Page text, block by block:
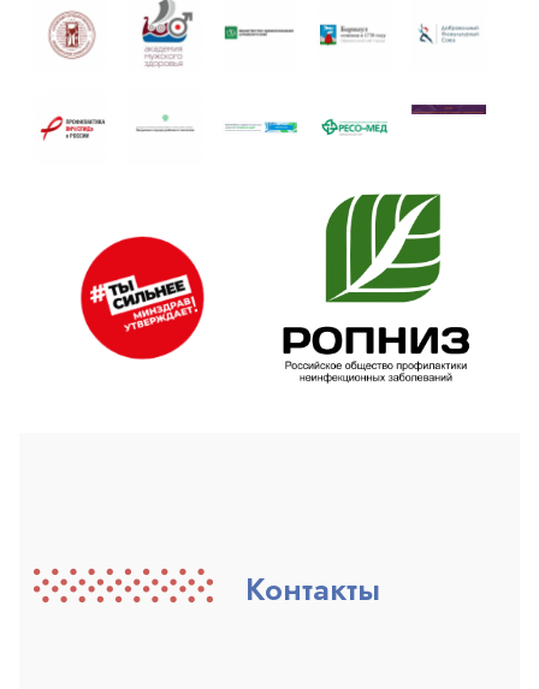
Контакты